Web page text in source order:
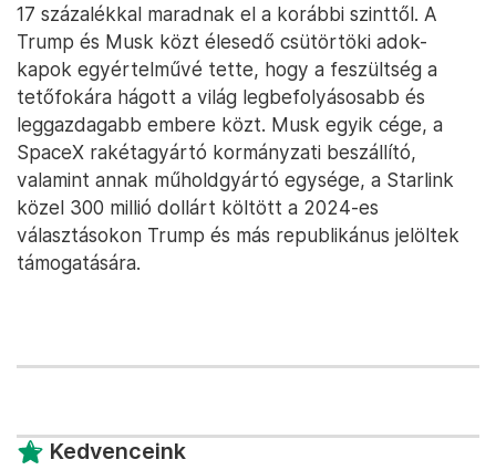
17 százalékkal maradnak el a korábbi szinttől. A
Trump és Musk közt élesedő csütörtöki adok-
kapok egyértelművé tette, hogy a feszültség a
tetőfokára hágott a világ legbefolyásosabb és
leggazdagabb embere közt. Musk egyik cége, a
SpaceX rakétagyártó kormányzati beszállító,
valamint annak műholdgyártó egysége, a Starlink
közel 300 millió dollárt költött a 2024-es
választásokon Trump és más republikánus jelöltek
támogatására.
Kedvenceink